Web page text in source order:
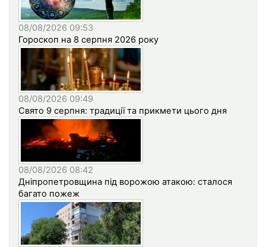
08/08/2026 09:53
Гороскоп на 8 серпня 2026 року
08/08/2026 09:49
Свято 9 серпня: традиції та прикмети цього дня
08/08/2026 08:42
Дніпропетровщина під ворожою атакою: сталося
багато пожеж